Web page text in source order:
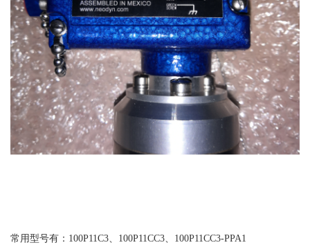
常用型号有：100P11C3、100P11CC3、100P11CC3-PPA1